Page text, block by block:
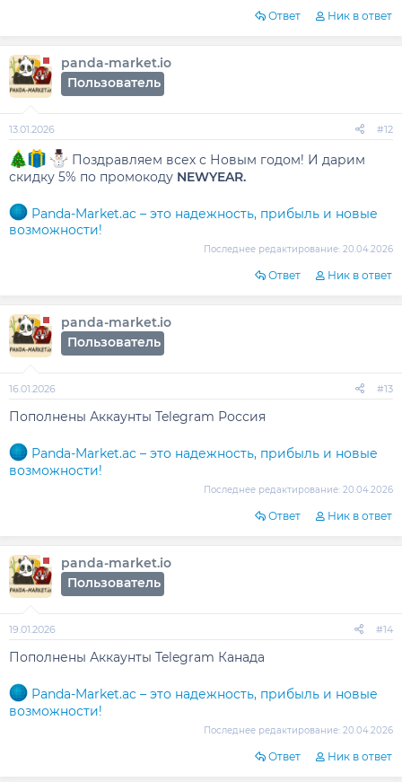
Ответ Ник в ответ
panda-market.io
Пользователь
13.01.2026 #12
️ Поздравляем всех с Новым годом! И дарим
скидку 5% по промокоду NEWYEAR.
Panda-Market.ac – это надежность, прибыль и новые
возможности!
Последнее редактирование: 20.04.2026
Ответ Ник в ответ
panda-market.io
Пользователь
16.01.2026 #13
Пополнены Аккаунты Telegram Россия
Panda-Market.ac – это надежность, прибыль и новые
возможности!
Последнее редактирование: 20.04.2026
Ответ Ник в ответ
panda-market.io
Пользователь
19.01.2026 #14
Пополнены Аккаунты Telegram Канада
Panda-Market.ac – это надежность, прибыль и новые
возможности!
Последнее редактирование: 20.04.2026
Ответ Ник в ответ